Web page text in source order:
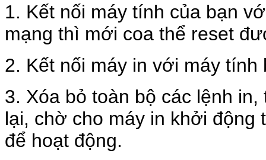
1. Kết nối máy tính của bạn
mạng thì mới coa thể reset
2. Kết nối máy in với máy tính
3. Xóa bỏ toàn bộ các lệnh
lại, chờ cho máy in khởi động
để hoạt động.